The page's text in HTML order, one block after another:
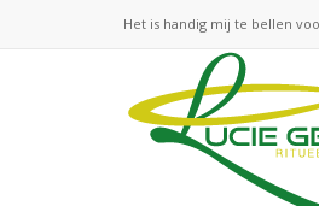
Het is handig mij te bellen